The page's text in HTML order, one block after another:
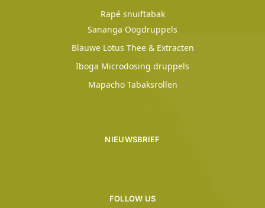
Rapé snuiftabak
Sananga Oogdruppels
Blauwe Lotus Thee & Extracten
Iboga Microdosing druppels
Mapacho Tabaksrollen
NIEUWSBRIEF
FOLLOW US